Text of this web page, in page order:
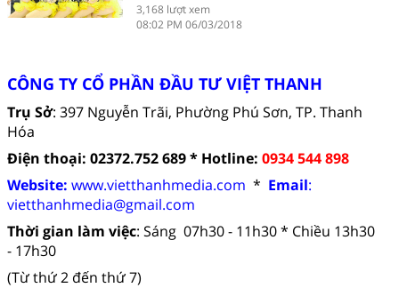
3,168 lượt xem
08:02 PM 06/03/2018
CÔNG TY CỔ PHẦN ĐẦU TƯ VIỆT THANH
Trụ Sở: 397 Nguyễn Trãi, Phường Phú Sơn, TP. Thanh
Hóa
Điện thoại: 02372.752 689 * Hotline: 0934 544 898
Website: www.vietthanhmedia.com * Email:
vietthanhmedia@gmail.com
Thời gian làm việc: Sáng 07h30 - 11h30 * Chiều 13h30
- 17h30
(Từ thứ 2 đến thứ 7)